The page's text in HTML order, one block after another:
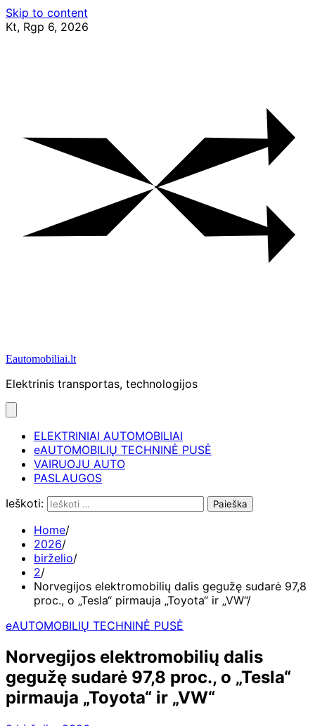
Skip to content
Kt, Rgp 6, 2026
Eautomobiliai.lt
Elektrinis transportas, technologijos
ELEKTRINIAI AUTOMOBILIAI
eAUTOMOBILIŲ TECHNINĖ PUSĖ
VAIRUOJU AUTO
PASLAUGOS
Ieškoti:
Home
2026
birželio
2
Norvegijos elektromobilių dalis gegužę sudarė 97,8
proc., o „Tesla“ pirmauja „Toyota“ ir „VW“
eAUTOMOBILIŲ TECHNINĖ PUSĖ
Norvegijos elektromobilių dalis
gegužę sudarė 97,8 proc., o „Tesla“
pirmauja „Toyota“ ir „VW“